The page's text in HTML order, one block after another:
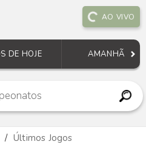
AO VIVO
DE HOJE AMANHÃ
Últimos Jogos